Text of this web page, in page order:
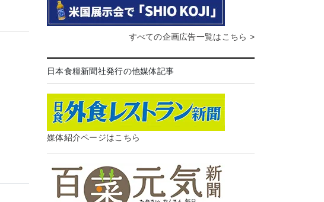
すべての企画広告一覧はこちら >
日本食糧新聞社発行の他媒体記事
媒体紹介ページはこちら